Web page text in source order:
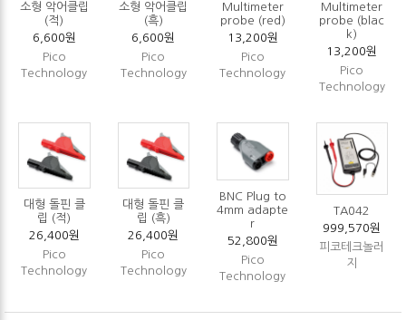
소형 악어클립
(적)
6,600원
Pico
Technology
소형 악어클립
(흑)
6,600원
Pico
Technology
Multimeter
probe (red)
13,200원
Pico
Technology
Multimeter
probe (blac
k)
13,200원
Pico
Technology
대형 돌핀 클
립 (적)
26,400원
Pico
Technology
대형 돌핀 클
립 (흑)
26,400원
Pico
Technology
BNC Plug to
4mm adapte
r
52,800원
Pico
Technology
TA042
999,570원
피코테크놀러
지